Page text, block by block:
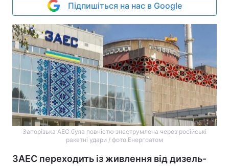
Підпишіться на нас в Google
Запорізька АЕС була повністю знеструмлена через російські
ракетні удари / фото Енергоатом
ЗАЕС переходить із живлення від дизель-